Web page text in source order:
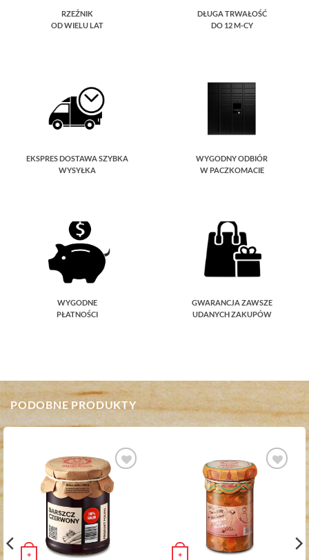
RZEŹNIK
OD WIELU LAT
DŁUGA TRWAŁOŚĆ
DO 12 M-CY
EKSPRES DOSTAWA SZYBKA
WYSYŁKA
WYGODNY ODBIÓR
W PACZKOMACIE
WYGODNE
PŁATNOŚCI
GWARANCJA ZAWSZE
UDANYCH ZAKUPÓW
PODOBNE PRODUKTY
Dodaj do
ulubionych
+
Dodaj do
ulubionych
+